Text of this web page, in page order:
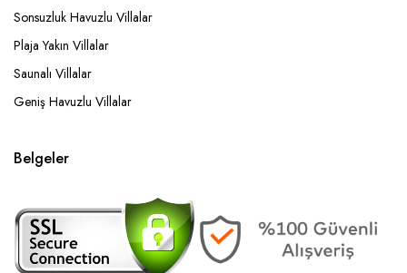
Sonsuzluk Havuzlu Villalar
Plaja Yakın Villalar
Saunalı Villalar
Geniş Havuzlu Villalar
Belgeler